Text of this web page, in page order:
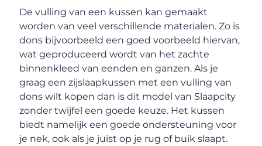
De vulling van een kussen kan gemaakt
worden van veel verschillende materialen. Zo is
dons bijvoorbeeld een goed voorbeeld hiervan,
wat geproduceerd wordt van het zachte
binnenkleed van eenden en ganzen. Als je
graag een zijslaapkussen met een vulling van
dons wilt kopen dan is dit model van Slaapcity
zonder twijfel een goede keuze. Het kussen
biedt namelijk een goede ondersteuning voor
je nek, ook als je juist op je rug of buik slaapt.